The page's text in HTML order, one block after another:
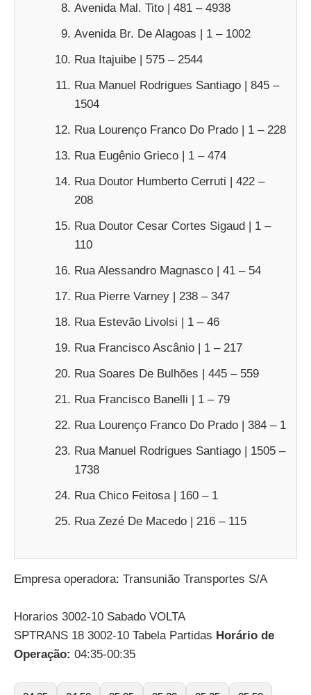
Avenida Mal. Tito | 481 – 4938
Avenida Br. De Alagoas | 1 – 1002
Rua Itajuibe | 575 – 2544
Rua Manuel Rodrigues Santiago | 845 –
1504
Rua Lourenço Franco Do Prado | 1 – 228
Rua Eugênio Grieco | 1 – 474
Rua Doutor Humberto Cerruti | 422 –
208
Rua Doutor Cesar Cortes Sigaud | 1 –
110
Rua Alessandro Magnasco | 41 – 54
Rua Pierre Varney | 238 – 347
Rua Estevão Livolsi | 1 – 46
Rua Francisco Ascânio | 1 – 217
Rua Soares De Bulhões | 445 – 559
Rua Francisco Banelli | 1 – 79
Rua Lourenço Franco Do Prado | 384 – 1
Rua Manuel Rodrigues Santiago | 1505 –
1738
Rua Chico Feitosa | 160 – 1
Rua Zezé De Macedo | 216 – 115
Empresa operadora: Transunião Transportes S/A
Horarios 3002-10 Sabado VOLTA
SPTRANS 18 3002-10 Tabela Partidas Horário de
Operação: 04:35-00:35